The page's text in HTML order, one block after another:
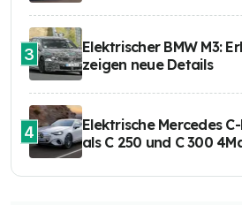
3
Elektrischer BMW M3:
zeigen neue Details
4
Elektrische Mercedes
als C 250 und C 300